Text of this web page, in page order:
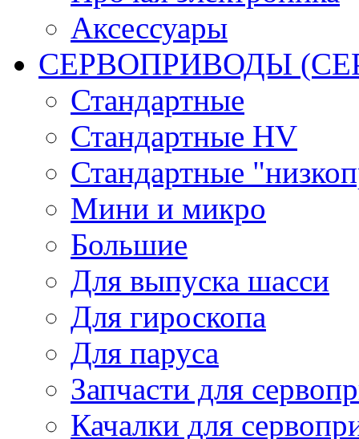
Аксессуары
СЕРВОПРИВОДЫ
Стандартные
Стандартные HV
Стандартные
Мини и микро
Большие
Для выпуска шасси
Для гироскопа
Для паруса
Запчасти для
Качалки для